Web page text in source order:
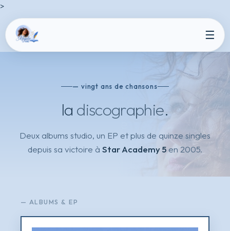
>
☰
— vingt ans de chansons
la discographie.
Deux albums studio, un EP et plus de quinze singles
depuis sa victoire à Star Academy 5 en 2005.
— ALBUMS & EP